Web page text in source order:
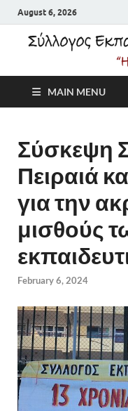
August 6, 2026
MAIN MENU
Σύσκεψη
Πειραιά
για την
μισθούς
February 6, 2024